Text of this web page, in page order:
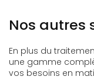
Nos autres
En plus du
une gamme
vos besoins en